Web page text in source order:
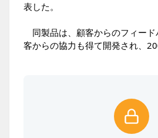
表した。
同製品は、顧客からのフィー
客からの協力も得て開発され、